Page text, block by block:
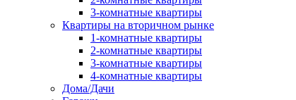
3-комнатные квартиры
Квартиры на вторичном рынке
1-комнатные квартиры
2-комнатные квартиры
3-комнатные квартиры
4-комнатные квартиры
Дома/Дачи